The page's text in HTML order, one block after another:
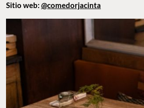
Sitio web: @comedorjacinta